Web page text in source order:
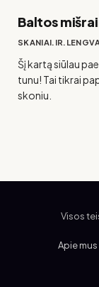
Baltos
Šį kartą siūlau
tunu! Tai tikrai
skoniu.
Visos
Apie mus